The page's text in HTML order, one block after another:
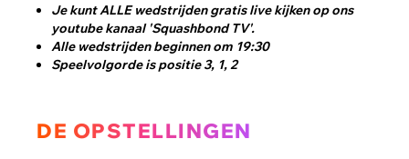
Je kunt ALLE wedstrijden gratis live kijken op ons
youtube kanaal 'Squashbond TV'.
Alle wedstrijden beginnen om 19:30
Speelvolgorde is positie 3, 1, 2
DE OPSTELLINGEN